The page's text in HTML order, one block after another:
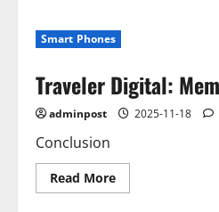
Daya
Tahan:
Apa
Membuat
PC
Lebih
Awet
Smart Phones
Traveler Digital:
adminpost 2025-11-18
Conclusion
Read MoreRead
more